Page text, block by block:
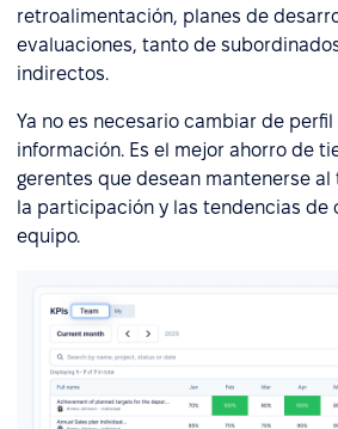
retroalimentación, planes de
evaluaciones, tanto de
indirectos.
Ya no es necesario cambiar de
información. Es el mejor ahorro de
gerentes que desean mantenerse al
la participación y las tendencias de
equipo.